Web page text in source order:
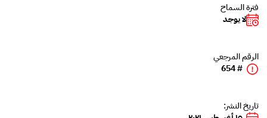
فترة السماح
لا يوجد
الرقم المرجعي
# 654
تاريخ النشر: